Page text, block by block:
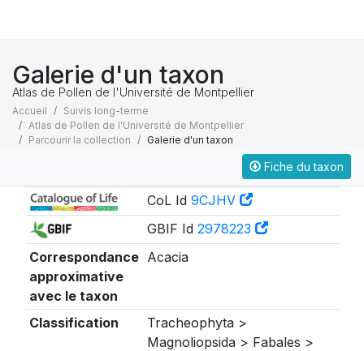
Galerie d'un taxon
Atlas de Pollen de l'Université de Montpellier
Accueil
Suivis long-terme
Atlas de Pollen de l'Université de Montpellier
Parcourir la collection
Galerie d'un taxon
Fiche du taxon
CoL Id 9CJHV
GBIF Id 2978223
Correspondance
approximative
avec le taxon
Acacia
Classification
Tracheophyta >
Magnoliopsida > Fabales >